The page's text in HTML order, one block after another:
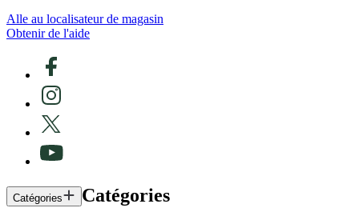
Alle au localisateur de magasin
Obtenir de l'aide
Catégories Catégories